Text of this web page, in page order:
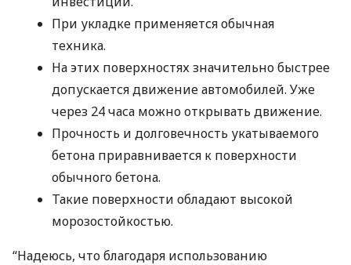
При укладке применяется обычная
техника.
На этих поверхностях значительно быстрее
допускается движение автомобилей. Уже
через 24 часа можно открывать движение.
Прочность и долговечность укатываемого
бетона приравнивается к поверхности
обычного бетона.
Такие поверхности обладают высокой
морозостойкостью.
“Надеюсь, что благодаря использованию